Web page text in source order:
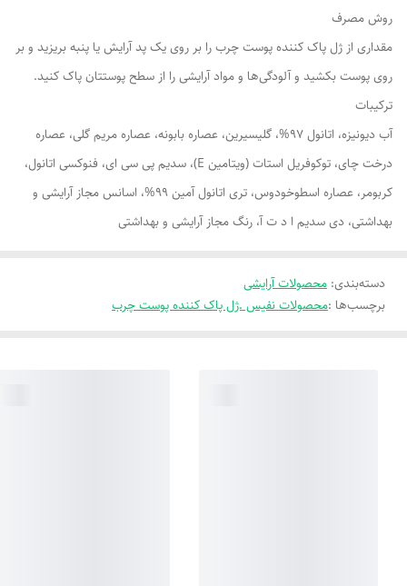
روش مصرف
مقداری از ژل پاک کننده پوست چرب را بر روی یک پد آرایش یا پنبه بریزید و بر
روی پوست بکشید و آلودگی‌ها و مواد آرایشی را از سطح پوستتان پاک کنید.
ترکیبات
آب دیونیزه، اتانول 97%، گلیسیرین، عصاره بابونه، عصاره مریم گلی، عصاره
درخت چای، توکوفریل استات (ویتامین E)، سدیم پی سی ای، فنوکسی اتانول،
کربومر، عصاره اسطوخودوس، تری اتانول آمین 99%، اسانس مجاز آرایشی و
بهداشتی، دی سدیم ا د ت آ، رنگ مجاز آرایشی و بهداشتی
دسته‌بندی: محصولات آرایشی
برچسب‌ها :محصولات نفیس .ژل پاک کننده پوست چرب